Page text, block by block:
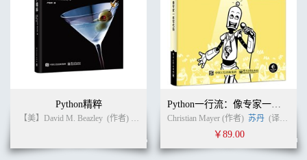
Python精粹
【美】David M. Beazley (作者) 卢俊祥 (译者)
Python一行流：像专家一样写代码
Christian Mayer (作者) 苏丹 (译者)
￥89.00